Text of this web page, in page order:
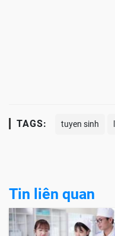
TAGS: tuyen sinh
Tin liên quan